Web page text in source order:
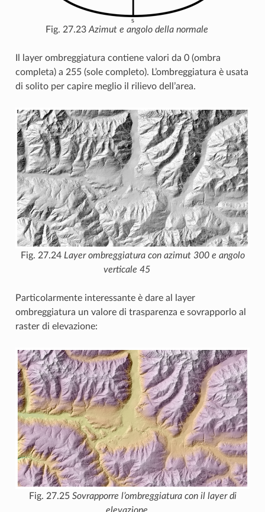
Fig. 27.23 Azimut e angolo della normale
Il layer ombreggiatura contiene valori da 0 (ombra
completa) a 255 (sole completo). L’ombreggiatura è usata
di solito per capire meglio il rilievo dell’area.
Fig. 27.24 Layer ombreggiatura con azimut 300 e angolo
verticale 45
Particolarmente interessante è dare al layer
ombreggiatura un valore di trasparenza e sovrapporlo al
raster di elevazione:
Fig. 27.25 Sovrapporre l’ombreggiatura con il layer di